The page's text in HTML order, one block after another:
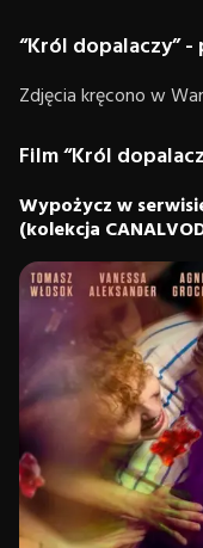
“Król dopalaczy”
Zdjęcia kręcono w
Film “Król
Wypożycz w
(kolekcja